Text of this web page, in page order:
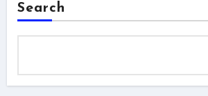
Search